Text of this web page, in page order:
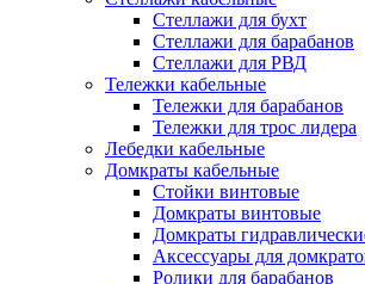
Стеллажи для бухт
Стеллажи для барабанов
Стеллажи для РВД
Тележки кабельные
Тележки для барабанов
Тележки для трос лидера
Лебедки кабельные
Домкраты кабельные
Стойки винтовые
Домкраты винтовые
Домкраты
Аксессуары для
Ролики для барабанов